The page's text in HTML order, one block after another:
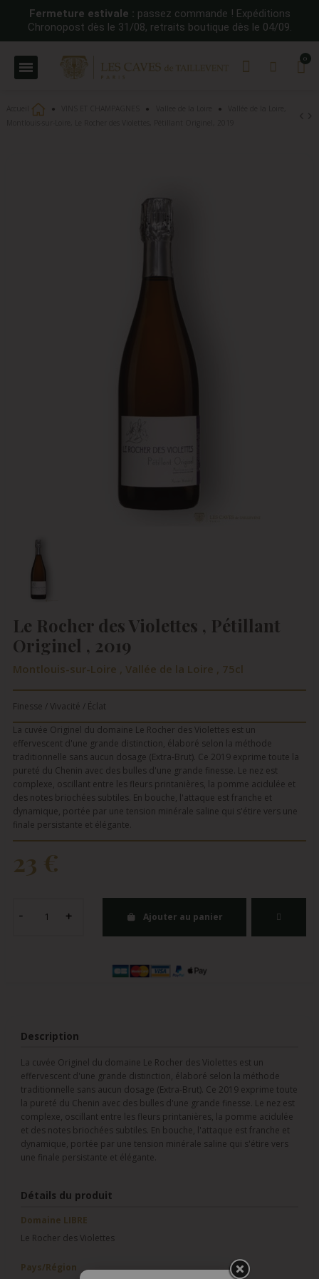
Fermeture estivale : passez commande ! Expéditions
Chronopost dès le 31/08, retraits boutique dès le 04/09.
Le Rocher des Violettes , Pétillant
Originel , 2019
Montlouis-sur-Loire , Vallée de la Loire , 75cl
Finesse / Vivacité / Éclat
La cuvée Originel du domaine Le Rocher des Violettes est un
effervescent d'une grande distinction, élaboré selon la méthode
traditionnelle sans aucun dosage (Extra-Brut). Ce 2019 exprime toute la
pureté du Chenin avec des bulles d'une grande finesse. Le nez est
complexe, oscillant entre les fleurs printanières, la pomme acidulée et
des notes briochées subtiles. En bouche, l'attaque est franche et
dynamique, portée par une tension minérale saline qui s'étire vers une
finale persistante et élégante.
23 €
Ajouter au panier
Description
La cuvée Originel du domaine Le Rocher des Violettes est un
effervescent d'une grande distinction, élaboré selon la méthode
traditionnelle sans aucun dosage (Extra-Brut). Ce 2019 exprime toute
la pureté du Chenin avec des bulles d'une grande finesse. Le nez est
complexe, oscillant entre les fleurs printanières, la pomme acidulée
et des notes briochées subtiles. En bouche, l'attaque est franche et
dynamique, portée par une tension minérale saline qui s'étire vers
une finale persistante et élégante.
Détails du produit
Domaine LIBRE
Le Rocher des Violettes
Pays/Région